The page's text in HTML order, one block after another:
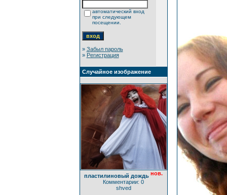
автоматический вход
при следующем
посещении.
» Забыл пароль
» Регистрация
Случайное изображение
пластилиновый дождь нов.
Комментарии: 0
shved